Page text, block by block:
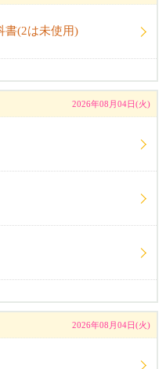
書(2は未使用)
2026年08月04日(火)
2026年08月04日(火)